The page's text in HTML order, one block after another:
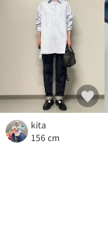
kita
156 cm